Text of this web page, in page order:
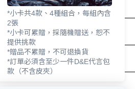
*小卡共4款、4種組合，每組內含
2張
*小卡可累贈，採隨機贈送，恕不
提供挑款
*贈品不累贈，不可退換貨
*訂單必須含至少一件D&E代言包
款（不含皮夾）